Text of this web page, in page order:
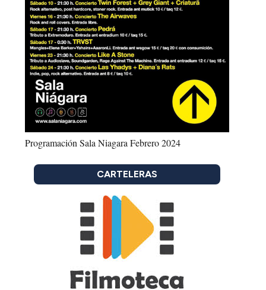
Programación Sala Niagara Febrero 2024
CARTELERAS